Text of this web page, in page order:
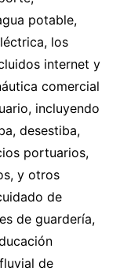
potable,
los
internet y
comercial
incluyendo
desestiba,
portuarios,
y otros
de
de guardería,
de